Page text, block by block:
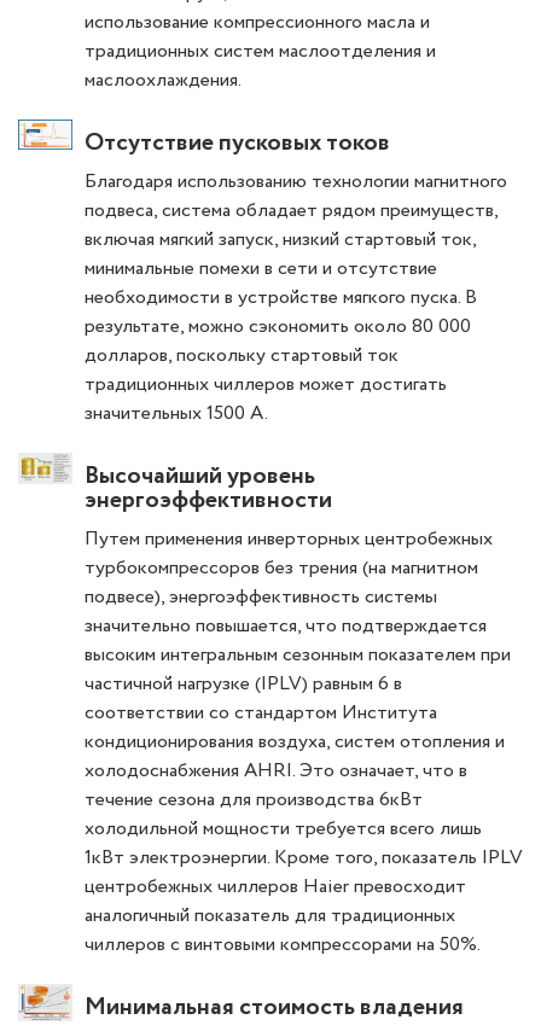
использование компрессионного масла и
традиционных систем маслоотделения и
маслоохлаждения.
Отсутствие пусковых токов
Благодаря использованию технологии магнитного
подвеса, система обладает рядом преимуществ,
включая мягкий запуск, низкий стартовый ток,
минимальные помехи в сети и отсутствие
необходимости в устройстве мягкого пуска. В
результате, можно сэкономить около 80 000
долларов, поскольку стартовый ток
традиционных чиллеров может достигать
значительных 1500 А.
Высочайший уровень
энергоэффективности
Путем применения инверторных центробежных
турбокомпрессоров без трения (на магнитном
подвесе), энергоэффективность системы
значительно повышается, что подтверждается
высоким интегральным сезонным показателем при
частичной нагрузке (IPLV) равным 6 в
соответствии со стандартом Института
кондиционирования воздуха, систем отопления и
холодоснабжения AHRI. Это означает, что в
течение сезона для производства 6кВт
холодильной мощности требуется всего лишь
1кВт электроэнергии. Кроме того, показатель IPLV
центробежных чиллеров Haier превосходит
аналогичный показатель для традиционных
чиллеров с винтовыми компрессорами на 50%.
Минимальная стоимость владения